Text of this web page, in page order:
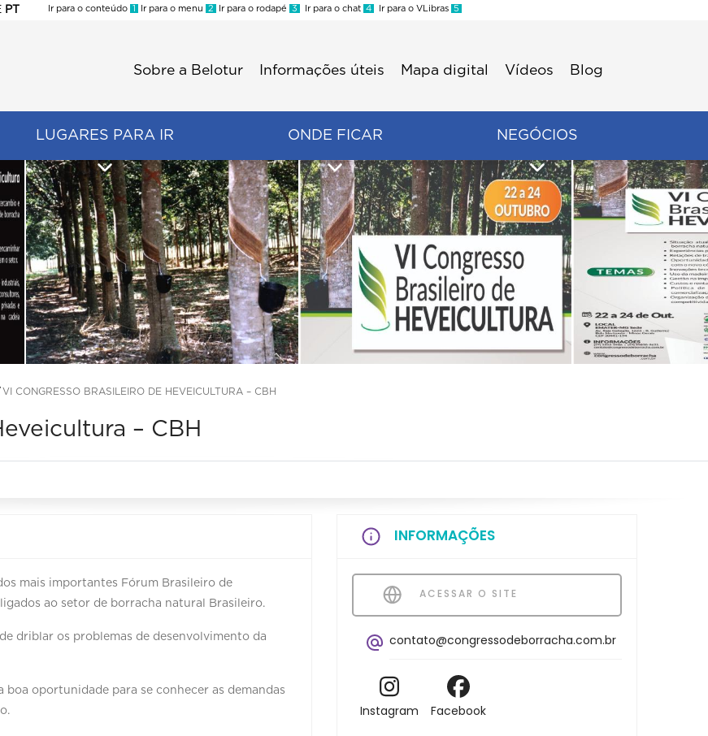
PT
Ir para o conteúdo 1 Ir para o menu 2 Ir para o rodapé 3 Ir para o chat 4 Ir para o VLibras 5
Sobre a Belotur Informações úteis Mapa digital Vídeos Blog
LUGARES PARA IR ONDE FICAR NEGÓCIOS
VI CONGRESSO BRASILEIRO DE HEVEICULTURA – CBH
– CBH
mais importantes Fórum Brasileiro de
ao setor de borracha natural Brasileiro.
driblar os problemas de desenvolvimento da
oportunidade para se conhecer as demandas
INFORMAÇÕES
ACESSAR O SITE
contato@congressodeborracha.com.br
Instagram Facebook